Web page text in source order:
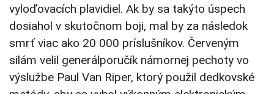
vyloďovacích plavidiel. Ak by sa takýto úspech
dosiahol v skutočnom boji, mal by za následok
smrť viac ako 20 000 príslušníkov. Červeným
silám velil generálporučík námornej pechoty vo
výslužbe Paul Van Riper, ktorý použil dedkovské